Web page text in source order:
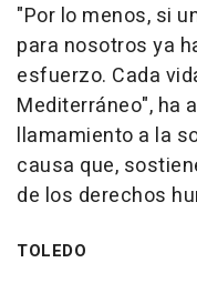
"Por lo menos, si
para nosotros ya
esfuerzo. Cada
Mediterráneo", ha
llamamiento a la
causa que,
de los derechos
TOLEDO